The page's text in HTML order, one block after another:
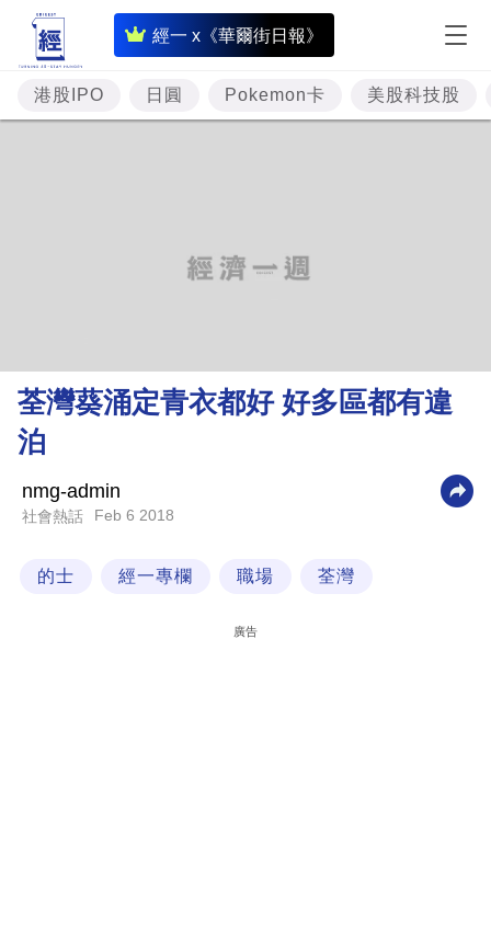
經一 x《華爾街日報》
即
時
財
經
理
財
科
港股IPO 日圓 Pokemon卡 美股科技股
荃灣葵涌定青衣都好 好多區都有違
泊
nmg-admin
社會熱話 Feb 6 2018
的士 經一專欄 職場 荃灣
廣告